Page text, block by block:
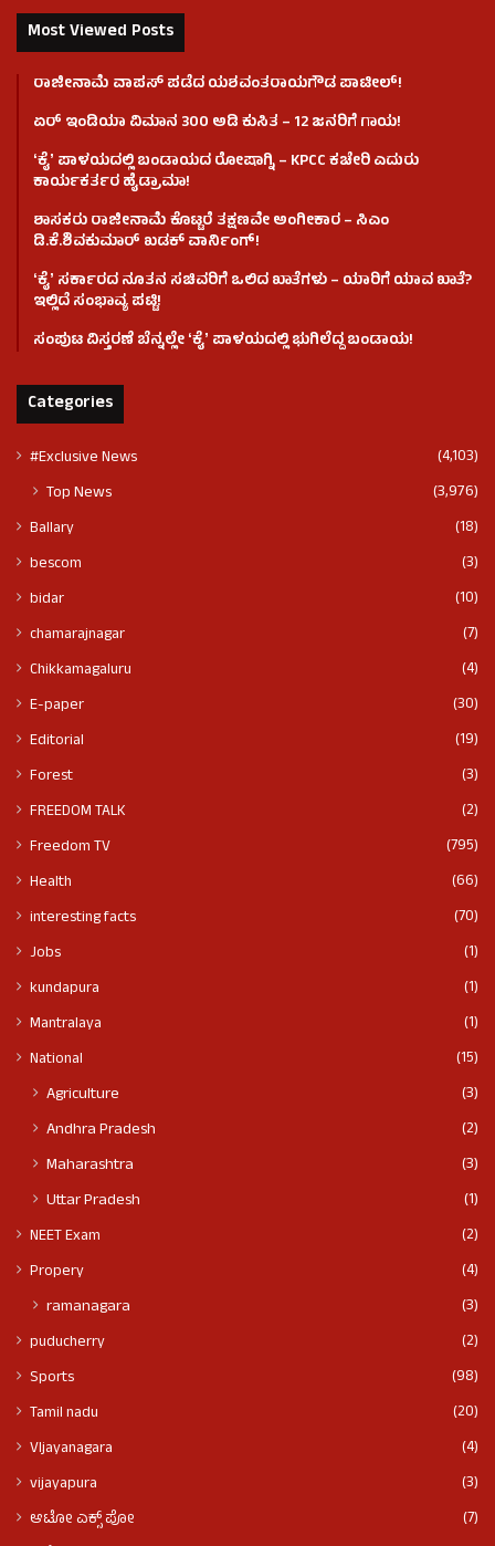
Most Viewed Posts
ರಾಜೀನಾಮೆ ವಾಪಸ್ ಪಡೆದ ಯಶವಂತರಾಯಗೌಡ ಪಾಟೀಲ್‌!
ಏರ್ ಇಂಡಿಯಾ ವಿಮಾನ 300 ಅಡಿ ಕುಸಿತ – 12 ಜನರಿಗೆ ಗಾಯ!
ʻಕೈʼ​ ಪಾಳಯದಲ್ಲಿ ಬಂಡಾಯದ ರೋಷಾಗ್ನಿ – KPCC ಕಚೇರಿ ಎದುರು
ಕಾರ್ಯಕರ್ತರ ಹೈಡ್ರಾಮಾ!
ಶಾಸಕರು ರಾಜೀನಾಮೆ ಕೊಟ್ಟರೆ ತಕ್ಷಣವೇ ಅಂಗೀಕಾರ – ಸಿಎಂ
ಡಿ.ಕೆ.ಶಿವಕುಮಾರ್ ಖಡಕ್ ವಾರ್ನಿಂಗ್!
ʻಕೈʼ ಸರ್ಕಾರದ ನೂತನ ಸಚಿವರಿಗೆ ಒಲಿದ ಖಾತೆಗಳು – ಯಾರಿಗೆ ಯಾವ ಖಾತೆ?
ಇಲ್ಲಿದೆ ಸಂಭಾವ್ಯ ಪಟ್ಟಿ!
ಸಂಪುಟ ವಿಸ್ತರಣೆ ಬೆನ್ನಲ್ಲೇ ʻಕೈʼ ಪಾಳಯದಲ್ಲಿ ಭುಗಿಲೆದ್ದ ಬಂಡಾಯ!
Categories
#Exclusive News (4,103)
Top News (3,976)
Ballary
(18)
bescom
(3)
bidar
(10)
chamarajnagar
(7)
Chikkamagaluru
(4)
E-paper
(30)
Editorial
(19)
Forest
(3)
FREEDOM TALK
(2)
Freedom TV
(795)
Health
(66)
interesting facts
(70)
Jobs
(1)
kundapura
(1)
Mantralaya
(1)
National
(15)
Agriculture
(3)
Andhra Pradesh
(2)
Maharashtra
(3)
Uttar Pradesh
(1)
NEET Exam
(2)
Propery
(4)
ramanagara (3)
puducherry
(2)
Sports
(98)
Tamil nadu
(20)
VIjayanagara
(4)
vijayapura
(3)
ಆಟೋ ಎಕ್ಸ್ ಪೋ
(7)